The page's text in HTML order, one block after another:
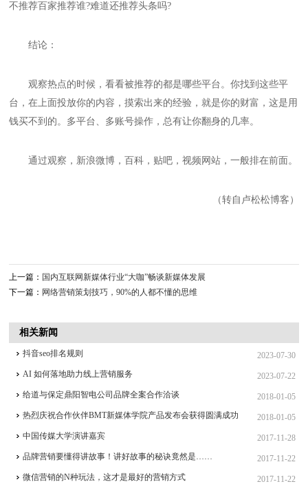
不推荐百家推荐谁?难道还推荐头条吗?
结论：
观察热点的时候，看看被推荐的都是哪些平台。你找到这些平
台，在上面投放你的内容，摸索出来的经验，就是你的财富，这是用
钱买不到的。多平台、多账号操作，总有让你翻身的几率。
通过观察，新浪微博，百科，贴吧，视频网站，一般排在前面。
（转自卢松松博客）
上一篇： 国内互联网新媒体行业“大咖”畅谈新媒体发展
下一篇： 网络营销策划技巧，90%的人都不懂的思维
相关新闻
2023-07-30
抖音seo排名规则
2023-07-22
AI 如何落地助力线上营销服务
2018-01-05
给道与保定鼎阳智电公司品牌全案合作洽谈
2018-01-05
热烈庆祝合作伙伴BMT新媒体学院产品发布会获得圆满成功
2017-11-28
中国传媒大学演讲嘉宾
2017-11-22
品牌营销要懂得讲故事！讲好故事的秘诀竟然是……
2017-11-22
微信营销的N种玩法，这才是最好的营销方式